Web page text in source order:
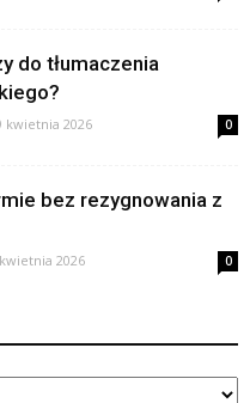
do tłumaczenia
kwietnia 2026 0
bez rezygnowania z
2026 0